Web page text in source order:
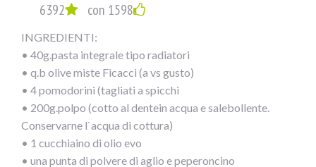
6392 con 1598
INGREDIENTI:
• 40g.pasta integrale tipo radiatori
• q.b olive miste Ficacci (a vs gusto)
• 4 pomodorini (tagliati a spicchi
• 200g.polpo (cotto al dentein acqua e salebollente.
Conservarne l`acqua di cottura)
• 1 cucchiaino di olio evo
• una punta di polvere di aglio e peperoncino